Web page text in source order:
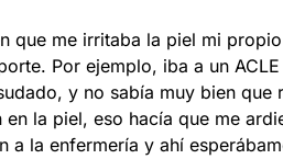
que me irritaba la piel mi
Por ejemplo, iba a un
y no sabía muy bien
la piel, eso hacía que me
a la enfermería y ahí